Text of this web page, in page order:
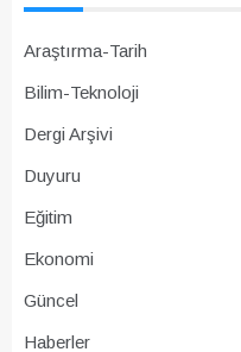
Araştırma-Tarih
Bilim-Teknoloji
Dergi Arşivi
Duyuru
Eğitim
Ekonomi
Güncel
Haberler